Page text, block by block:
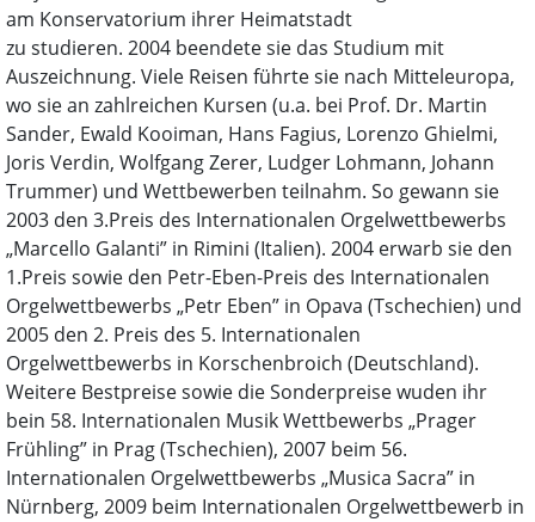
am Konservatorium ihrer Heimatstadt
zu studieren. 2004 beendete sie das Studium mit
Auszeichnung. Viele Reisen führte sie nach Mitteleuropa,
wo sie an zahlreichen Kursen (u.a. bei Prof. Dr. Martin
Sander, Ewald Kooiman, Hans Fagius, Lorenzo Ghielmi,
Joris Verdin, Wolfgang Zerer, Ludger Lohmann, Johann
Trummer) und Wettbewerben teilnahm. So gewann sie
2003 den 3.Preis des Internationalen Orgelwettbewerbs
„Marcello Galanti” in Rimini (Italien). 2004 erwarb sie den
1.Preis sowie den Petr-Eben-Preis des Internationalen
Orgelwettbewerbs „Petr Eben” in Opava (Tschechien) und
2005 den 2. Preis des 5. Internationalen
Orgelwettbewerbs in Korschenbroich (Deutschland).
Weitere Bestpreise sowie die Sonderpreise wuden ihr
bein 58. Internationalen Musik Wettbewerbs „Prager
Frühling” in Prag (Tschechien), 2007 beim 56.
Internationalen Orgelwettbewerbs „Musica Sacra” in
Nürnberg, 2009 beim Internationalen Orgelwettbewerb in